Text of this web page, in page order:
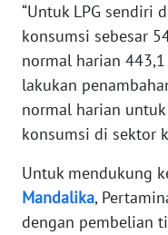
“Untuk LPG sendiri
konsumsi sebesar
normal harian
lakukan
normal harian
konsumsi di sektor
Untuk mendukung
Mandalika,
dengan pembelian
KALTENG
WN
KALTARA
WN
WN
KALTIM